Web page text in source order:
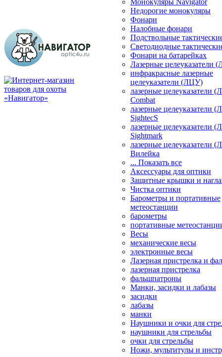
Монокуляры Navigator
Недорогие монокуляры
Фонари
Налобные фонари
Подствольные
Светодиодные
Фонари на батарейках
Лазерные целеуказатели
инфракрасные лазерные
целеуказатели (ЛЦУ)
лазерные целеуказатели
Combat
лазерные целеуказатели
SightecS
лазерные целеуказатели
Sightmark
лазерные целеуказатели
Вилейка
... Показать все
Аксессуары для оптики
Защитные крышки и
Чистка оптики
Барометры и портативные
метеостанции
барометры
портативные
Весы
механические весы
электронные весы
Лазерная пристрелка и
лазерная пристрелка
фальшпатроны
Манки, засидки и лабазы
засидки
лабазы
манки
Наушники и очки для
наушники для стрельбы
очки для стрельбы
Ножи, мультитулы и